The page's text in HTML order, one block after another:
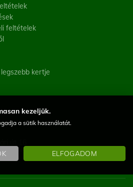
feltételek
kertje
a helyszínen vásárlásra nincs lehetőség)
kezeljük.
a sütik használatát.
ELFOGADOM